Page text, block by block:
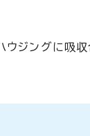
ジングに吸収